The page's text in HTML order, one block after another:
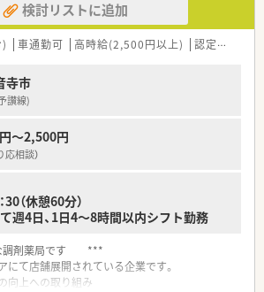
検討リストに追加
車通勤可 高時給(2,500円以上) 認定薬剤師取得支援あり
寺市
讃線)
～2,500円
応相談）
30（休憩60分）
週4日、1日4～8時間以内シフト勤務
剤薬局です ***
て店舗展開されている企業です。
向上への取り組み